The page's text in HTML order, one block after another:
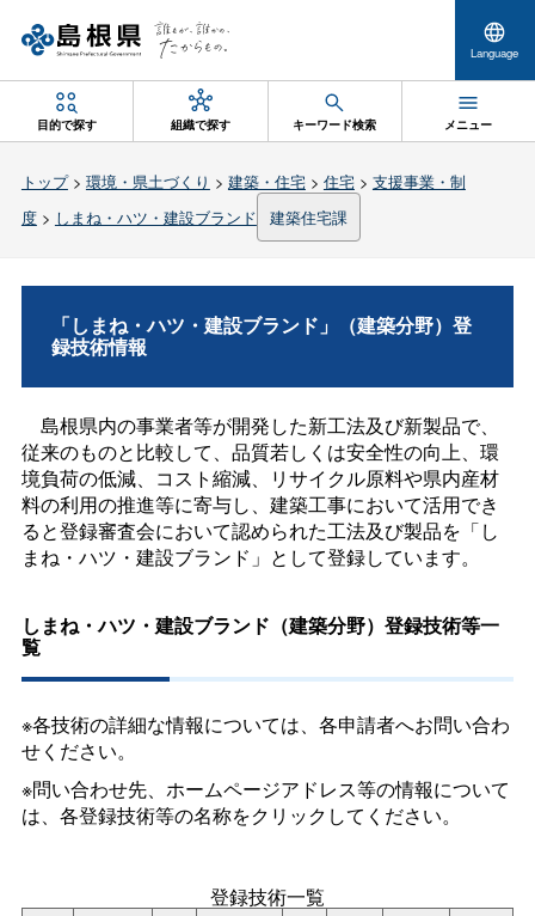
Language
目的で探す 組織で探す キーワード検索 メニュー
トップ> 環境・県土づくり > 建築・住宅> 住宅> 支援事業・制
度> しまね・ハツ・建設ブランド 建築住宅課
「しまね・ハツ・建設ブランド」（建築分野）登
録技術情報
島根県内の事業者等が開発した新工法及び新製品で、
従来のものと比較して、品質若しくは安全性の向上、環
境負荷の低減、コスト縮減、リサイクル原料や県内産材
料の利用の推進等に寄与し、建築工事において活用でき
ると登録審査会において認められた工法及び製品を「し
まね・ハツ・建設ブランド」として登録しています。
しまね・ハツ・建設ブランド（建築分野）登録技術等一
覧
※各技術の詳細な情報については、各申請者へお問い合わ
せください。
※問い合わせ先、ホームページアドレス等の情報について
は、各登録技術等の名称をクリックしてください。
登録技術一覧